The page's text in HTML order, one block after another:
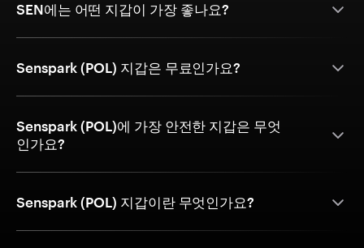
SEN에는 어떤 지갑이 가장 좋나요?
Senspark (POL) 지갑은 무료인가요?
Senspark (POL)에 가장 안전한 지갑은 무엇
인가요?
Senspark (POL) 지갑이란 무엇인가요?